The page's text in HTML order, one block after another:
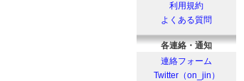
利用規約
よくある質問
各連絡・通知
連絡フォーム
Twitter（on_jin）